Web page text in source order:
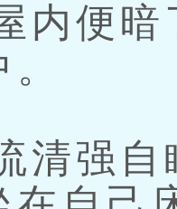
便暗
强自